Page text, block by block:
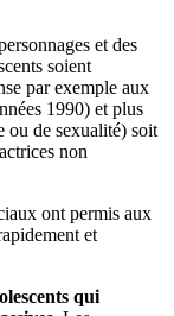
et des
soient
par exemple aux
1990) et plus
ou de sexualité) soit
non
ont permis aux
et
qui